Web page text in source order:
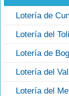
Lotería de
Lotería del
Lotería de
Lotería del
Lotería del